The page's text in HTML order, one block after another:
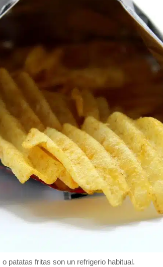
o patatas fritas son un refrigerio habitual.